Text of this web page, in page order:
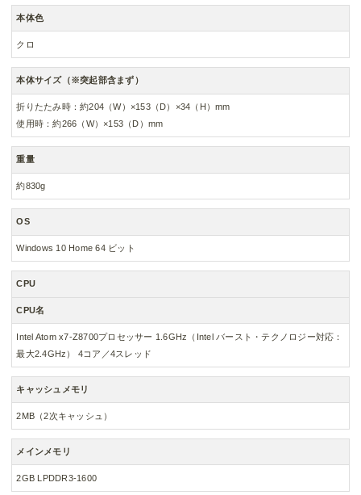
本体色
クロ
本体サイズ（※突起部含まず）
折りたたみ時：約204（W）×153（D）×34（H）mm
使用時：約266（W）×153（D）mm
重量
約830g
OS
Windows 10 Home 64 ビット
CPU
CPU名
Intel Atom x7-Z8700プロセッサー 1.6GHz（Intel バースト・テクノロジー対応：
最大2.4GHz） 4コア／4スレッド
キャッシュメモリ
2MB（2次キャッシュ）
メインメモリ
2GB LPDDR3-1600